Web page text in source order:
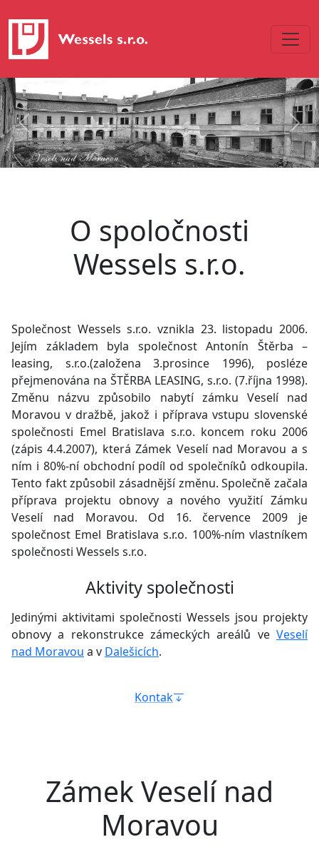
Previous Next
O spoločnosti
Wessels s.r.o.
Společnost Wessels s.r.o. vznikla 23. listopadu 2006.
Jejím základem byla společnost Antonín Štěrba –
leasing, s.r.o.(založena 3.prosince 1996), posléze
přejmenována na ŠTĚRBA LEASING, s.r.o. (7.října 1998).
Změnu názvu způsobilo nabytí zámku Veselí nad
Moravou v dražbě, jakož i příprava vstupu slovenské
společnosti Emel Bratislava s.r.o. koncem roku 2006
(zápis 4.4.2007), která Zámek Veselí nad Moravou a s
ním i 80%-ní obchodní podíl od společníků odkoupila.
Tento fakt způsobil zásadnější změnu. Společně začala
příprava projektu obnovy a nového využití Zámku
Veselí nad Moravou. Od 16. července 2009 je
společnost Emel Bratislava s.r.o. 100%-ním vlastníkem
společnosti Wessels s.r.o.
Aktivity společnosti
Jedinými aktivitami společnosti Wessels jsou projekty
obnovy a rekonstrukce zámeckých areálů ve Veselí
nad Moravou a v Dalešicích.
Kontak
Zámek Veselí nad
Moravou